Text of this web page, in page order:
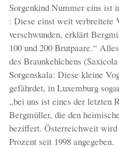
Sorgenkind Nummer eins ist
: Diese einst weit verbreitete
verschwunden, erklärt
100 und 200 Brutpaare.“
des Braunkehlchens
Sorgenskala: Diese kleine
gefährdet, in Luxemburg
„bei uns ist eines der letzten
Bergmüller, die den
beziffert. Österreichweit
Prozent seit 1998 angegeben.